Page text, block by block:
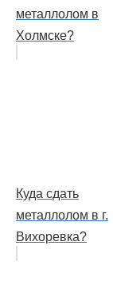
металлолом в
Холмске?
Куда сдать
металлолом в г.
Вихоревка?